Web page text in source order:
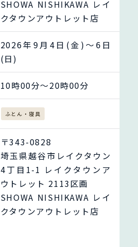
SHOWA NISHIKAWA レイ
クタウンアウトレット店
2026年9月4日(金)〜6日
(日)
10時00分～20時00分
ふとん・寝具
〒343-0828
埼玉県越谷市レイクタウン
4丁目1-1 レイクタウンア
ウトレット 2113区画
SHOWA NISHIKAWA レイ
クタウンアウトレット店